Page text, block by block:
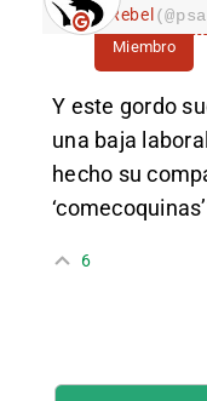
Rebel
Miembro
Y este gordo
una baja
hecho su
6